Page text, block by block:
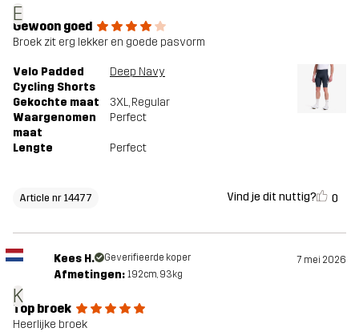
E
Gewoon goed
Broek zit erg lekker en goede pasvorm
Velo Padded
Cycling Shorts
Deep Navy
Gekochte maat 3XL, Regular
Waargenomen
maat
Perfect
Lengte Perfect
Article nr 14477 Vind je dit nuttig? 0
K
Kees H. Geverifieerde koper 7 mei 2026
Afmetingen: 192cm, 93kg
Top broek
Heerlijke broek